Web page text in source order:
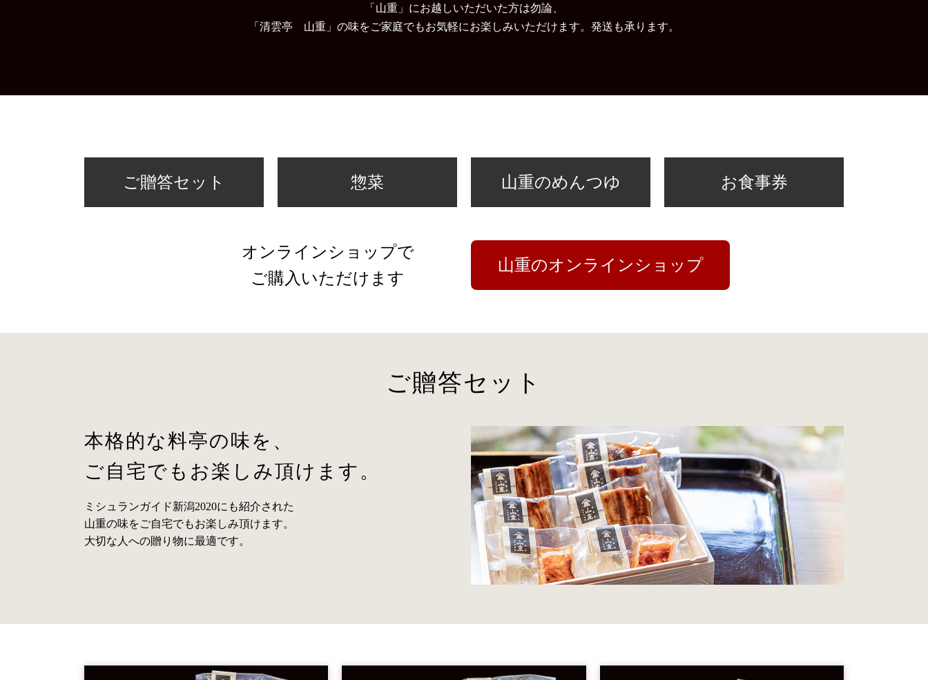
「山重」にお越しいただいた方は勿論、
「清雲亭 山重」の味をご家庭でもお気軽にお楽しみいただけます。発送も承ります。
ご贈答セット 惣菜 山重のめんつゆ お食事券
オンラインショップで
ご購入いただけます
山重のオンラインショップ
ご贈答セット
本格的な料亭の味を、
ご自宅でもお楽しみ頂けます。
ミシュランガイド新潟2020にも紹介された
山重の味をご自宅でもお楽しみ頂けます。
大切な人への贈り物に最適です。